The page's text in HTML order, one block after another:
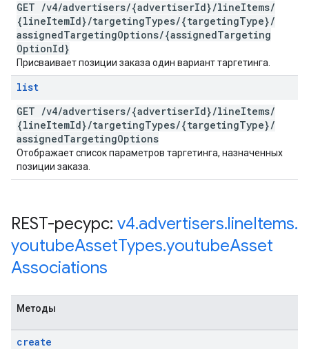
GET /v4/advertisers/{advertiserId}/lineItems/
{lineItemId}/targetingTypes/{targetingType}/
assignedTargetingOptions/{assignedTargeting
OptionId}
Присваивает позиции заказа один вариант таргетинга.
list
GET /v4/advertisers/{advertiserId}/lineItems/
{lineItemId}/targetingTypes/{targetingType}/
assignedTargetingOptions
Отображает список параметров таргетинга, назначенных
позиции заказа.
REST-ресурс: v4.advertisers.lineItems.
youtubeAssetTypes.youtubeAsset
Associations
Методы
create